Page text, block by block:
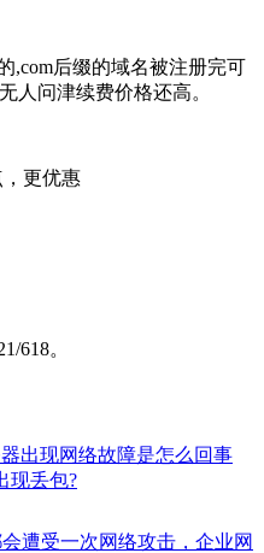
,com后缀的域名被注册完可
人问津续费价格还高。
更优惠
618。
出现网络故障是怎么回事
现丢包?
遭受一次网络攻击，企业网